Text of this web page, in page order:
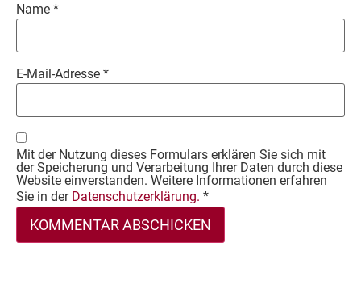
Name *
E-Mail-Adresse *
Mit der Nutzung dieses Formulars erklären Sie sich mit
der Speicherung und Verarbeitung Ihrer Daten durch diese
Website einverstanden. Weitere Informationen erfahren
Sie in der Datenschutzerklärung. *